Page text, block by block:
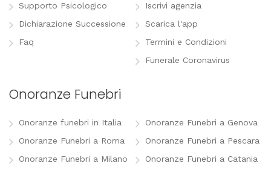
Supporto Psicologico
Dichiarazione Successione
Faq
Iscrivi agenzia
Scarica l'app
Termini e Condizioni
Funerale Coronavirus
Onoranze Funebri
Onoranze funebri in Italia
Onoranze Funebri a Roma
Onoranze Funebri a Milano
Onoranze Funebri a Genova
Onoranze Funebri a Pescara
Onoranze Funebri a Catania